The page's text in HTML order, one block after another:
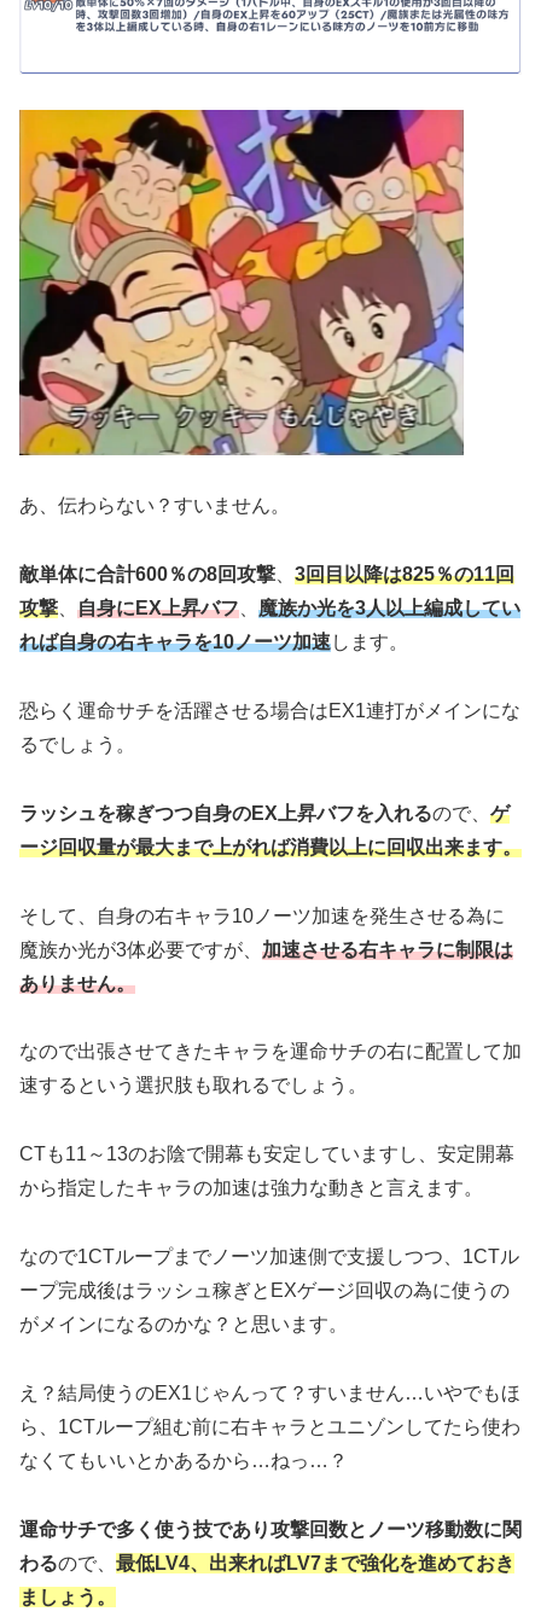
あ、伝わらない？すいません。
敵単体に合計600％の8回攻撃
3回目以降は825％の11回
攻撃
自身にEX上昇バフ
魔族か光を3人以上編成してい
れば自身の右キャラを10ノーツ加速します。
恐らく運命サチを活躍させる場合はEX1連打がメインにな
るでしょう。
ラッシュを稼ぎつつ自身のEX上昇バフを入れるので、 ゲ
ージ回収量が最大まで上がれば消費以上に回収出来ます。
そして、自身の右キャラ10ノーツ加速を発生させる為に
魔族か光が3体必要ですが、 加速させる右キャラに制限は
ありません。
なので出張させてきたキャラを運命サチの右に配置して加
速するという選択肢も取れるでしょう。
CTも11～13のお陰で開幕も安定していますし、安定開幕
から指定したキャラの加速は強力な動きと言えます。
なので1CTループまでノーツ加速側で支援しつつ、1CTル
ープ完成後はラッシュ稼ぎとEXゲージ回収の為に使うの
がメインになるのかな？と思います。
え？結局使うのEX1じゃんって？すいません…いやでもほ
ら、1CTループ組む前に右キャラとユニゾンしてたら使わ
なくてもいいとかあるから…ねっ…？
運命サチで多く使う技であり攻撃回数とノーツ移動数に関
わるので、 最低LV4、出来ればLV7まで強化を進めておき
ましょう。